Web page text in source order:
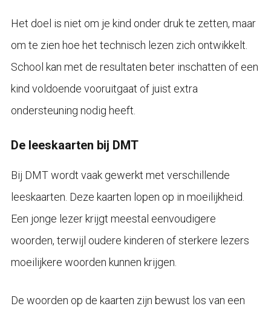
Het doel is niet om je kind onder druk te zetten, maar
om te zien hoe het technisch lezen zich ontwikkelt.
School kan met de resultaten beter inschatten of een
kind voldoende vooruitgaat of juist extra
ondersteuning nodig heeft.
De leeskaarten bij DMT
Bij DMT wordt vaak gewerkt met verschillende
leeskaarten. Deze kaarten lopen op in moeilijkheid.
Een jonge lezer krijgt meestal eenvoudigere
woorden, terwijl oudere kinderen of sterkere lezers
moeilijkere woorden kunnen krijgen.
De woorden op de kaarten zijn bewust los van een